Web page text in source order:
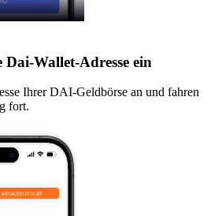
Dai-Wallet-Adresse ein
Ihrer DAI-Geldbörse an und fahren
fort.